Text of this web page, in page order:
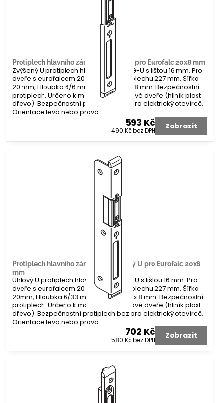
Protiplech hlavního zámku G-U tvar U pro Eurofalc 20x8 mm
Zvýšený U protiplech hlavního zámku G-U s lištou 16 mm. Pro
dveře s eurofalcem 20 x 8 mm. Délka plechu 227 mm, Šířka
20 mm, Hloubka 6/6 mm. Koncovka 2x 8 mm. Bezpečnostní
protiplech. Určeno k montáži na profilové dveře (hliník plast
dřevo). Bezpečnostní protiplech bez pro elektrický otevírač.
Orientace levá nebo pravá
593 Kč
490 Kčbez DPH Zobrazit
Protiplech hlavního zámku G-U úhlový U pro Eurofalc 20x8
mm
Úhlový U protiplech hlavního zámku G-U s lištou 16 mm. Pro
dveře s eurofalcem 20 x 8 mm. Délka plechu 227 mm, Šířka
20mm, Hloubka 6/33 mm. Koncovka 2 x 8 mm. Bezpečnostní
protiplech. Určeno k montáži na profilové dveře (hliník plast
dřevo). Bezpečnostní protiplech bez pro elektrický otevírač.
Orientace levá nebo pravá
702 Kč
580 Kčbez DPH Zobrazit